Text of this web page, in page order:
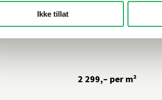
Ikke tillat
(matt)
+9 farger
2 299,– per m²